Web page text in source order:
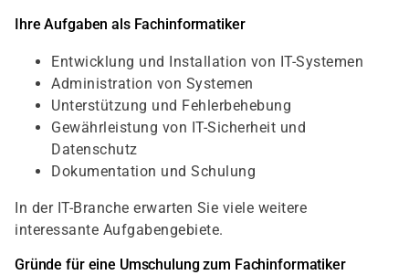
Ihre Aufgaben als Fachinformatiker
Entwicklung und Installation von IT-Systemen
Administration von Systemen
Unterstützung und Fehlerbehebung
Gewährleistung von IT-Sicherheit und
Datenschutz
Dokumentation und Schulung
In der IT-Branche erwarten Sie viele weitere
interessante Aufgabengebiete.
Gründe für eine Umschulung zum Fachinformatiker